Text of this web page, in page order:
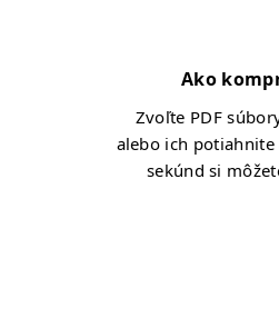
Ako
Zvoľte PDF
alebo ich
sekúnd si